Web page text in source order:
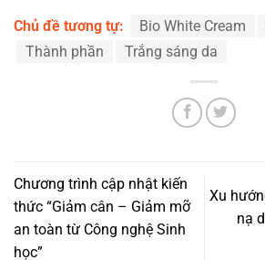
Chủ đề tương tự: Bio White Cream
Thành phần
Trắng sáng da
Chương trình cập nhật kiến
thức “Giảm cân – Giảm mỡ
an toàn từ Công nghệ Sinh
học”
Xu
nạ